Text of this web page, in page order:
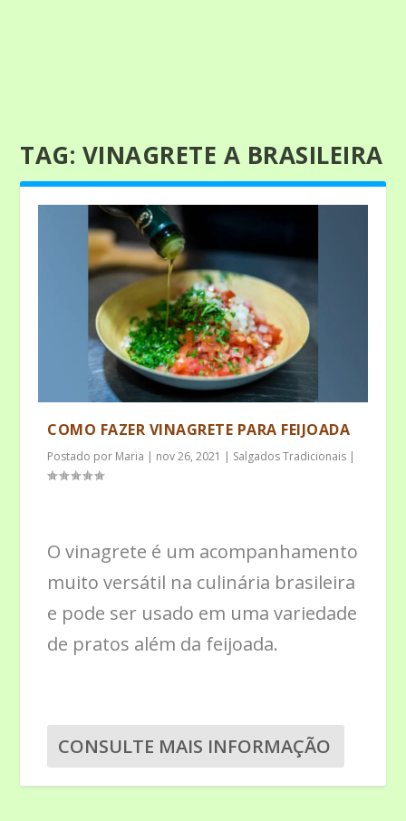
TAG: VINAGRETE A BRASILEIRA
COMO FAZER VINAGRETE PARA FEIJOADA
Postado por Maria | nov 26, 2021 | Salgados Tradicionais |
O vinagrete é um acompanhamento
muito versátil na culinária brasileira
e pode ser usado em uma variedade
de pratos além da feijoada.
CONSULTE MAIS INFORMAÇÃO